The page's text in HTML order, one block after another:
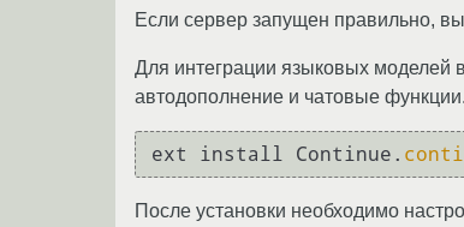
Если сервер запущен правильно,
Для интеграции языковых моделей
автодополнение и чатовые
ext install Continue.
После установки необходимо